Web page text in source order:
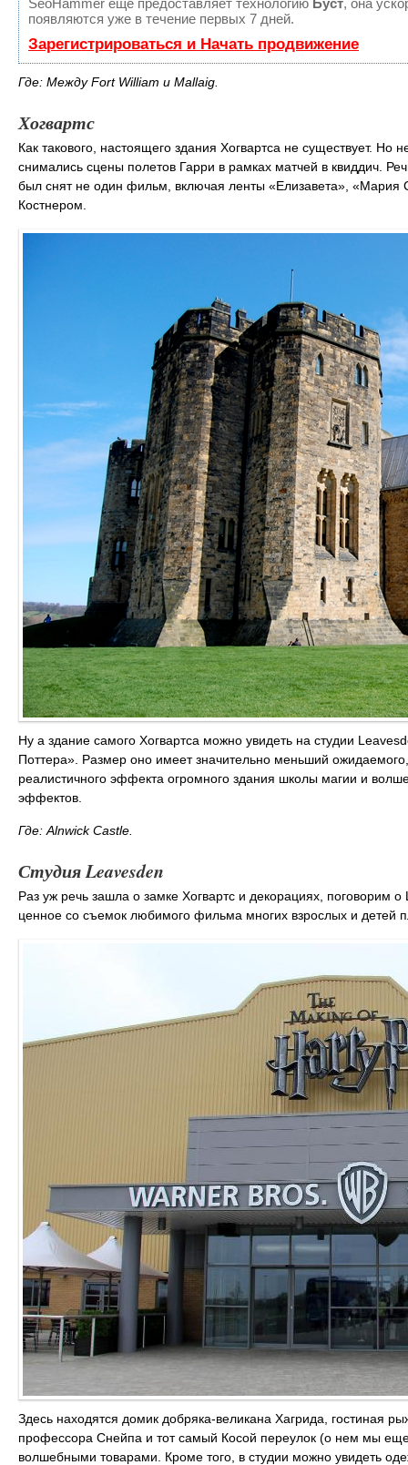
SeoHammer еще предоставляет технологию Буст, она
появляются уже в течение первых 7 дней.
Зарегистрироваться и Начать продвижение
Где: Между Fort William и Mallaig.
Хогвартс
Как такового, настоящего здания Хогвартса не существует.
снимались сцены полетов Гарри в рамках матчей в квиддич.
был снят не один фильм, включая ленты «Елизавета»,
Костнером.
Ну а здание самого Хогвартса можно увидеть на студии
Поттера». Размер оно имеет значительно меньший
реалистичного эффекта огромного здания школы магии и
эффектов.
Где: Alnwick Castle.
Студия Leavesden
Раз уж речь зашла о замке Хогвартс и декорациях, поговорим
ценное со съемок любимого фильма многих взрослых и детей
Здесь находятся домик добряка-великана Хагрида, гостиная
профессора Снейпа и тот самый Косой переулок (о нем мы
волшебными товарами. Кроме того, в студии можно увидеть